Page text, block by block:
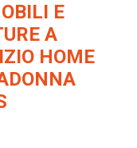
E
A
HOME